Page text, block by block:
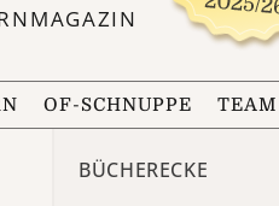
OF-SCHNUPPE TEAM
BÜCHERECKE